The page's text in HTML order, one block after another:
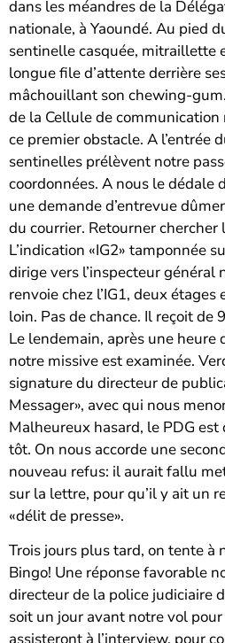
dans les méandres de la
nationale, à Yaoundé. Au pied
sentinelle casquée, mitraillette
longue file d’attente derrière
mâchouillant son chewing-
de la Cellule de
ce premier obstacle. A l’entrée
sentinelles prélèvent notre
coordonnées. A nous le dédale
une demande d’entrevue
du courrier. Retourner
L’indication «IG2» tamponnée
dirige vers l’inspecteur général
renvoie chez l’IG1, deux
loin. Pas de chance. Il reçoit de
Le lendemain, après une heure
notre missive est examinée.
signature du directeur de
Messager», avec qui nous
Malheureux hasard, le PDG
tôt. On nous accorde une
nouveau refus: il aurait fallu
sur la lettre, pour qu’il y ait un
«délit de presse».
Trois jours plus tard, on tente à
Bingo! Une réponse favorable
directeur de la police judiciaire
soit un jour avant notre vol